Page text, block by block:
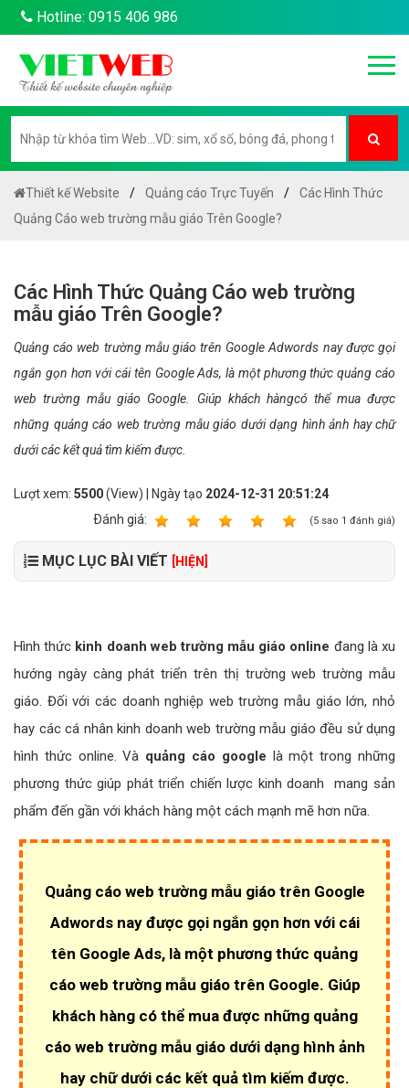
Hotline: 0915 406 986
Thiết kế Website Quảng cáo Trực Tuyến
Các Hình Thức
Quảng Cáo web trường mẫu giáo Trên Google?
Các Hình Thức Quảng Cáo web trường
mẫu giáo Trên Google?
Quảng cáo web trường mẫu giáo trên Google Adwords nay được gọi
ngắn gọn hơn với cái tên Google Ads, là một phương thức quảng cáo
web trường mẫu giáo Google. Giúp khách hàngcó thể mua được
những quảng cáo web trường mẫu giáo dưới dạng hình ảnh hay chữ
dưới các kết quả tìm kiếm được.
Lượt xem: 5500(View) | Ngày tạo 2024-12-31 20:51:24
Ðánh giá:
(5 sao 1 đánh giá)
MỤC LỤC BÀI VIẾT [HIỆN]
Hình thức kinh doanh web trường mẫu giáo online đang là xu
hướng ngày càng phát triển trên thị trường web trường mẫu
giáo. Đối với các doanh nghiệp web trường mẫu giáo lớn, nhỏ
hay các cá nhân kinh doanh web trường mẫu giáo đều sử dụng
hình thức online. Và quảng cáo google là một trong những
phương thức giúp phát triển chiến lược kinh doanh mang sản
phẩm đến gần với khách hàng một cách mạnh mẽ hơn nữa.
Quảng cáo web trường mẫu giáo trên Google
Adwords nay được gọi ngắn gọn hơn với cái
tên Google Ads, là một phương thức quảng
cáo web trường mẫu giáo trên Google. Giúp
khách hàng có thể mua được những quảng
cáo web trường mẫu giáo dưới dạng hình ảnh
hay chữ dưới các kết quả tìm kiếm được.